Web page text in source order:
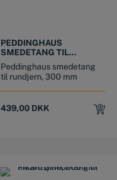
PEDDINGHAUS
SMEDETANG TIL
RUNDJERN 300 MM
Peddinghaus smedetang
til rundjern, 300 mm
439,00 DKK